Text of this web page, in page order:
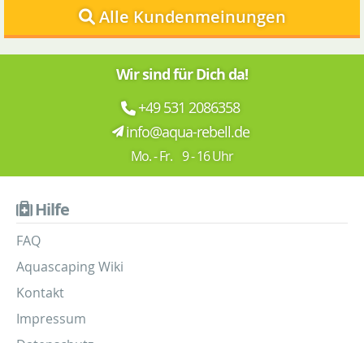
Alle Kundenmeinungen
Wir sind für Dich da!
+49 531 2086358
info@aqua-rebell.de
Mo. - Fr. 9 - 16 Uhr
Hilfe
FAQ
Aquascaping Wiki
Kontakt
Impressum